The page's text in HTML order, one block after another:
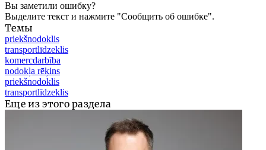
Вы заметили ошибку?
Выделите текст и нажмите "Сообщить об ошибке".
Темы
priekšnodoklis
transportlīdzeklis
komercdarbība
nodokļa rēķins
priekšnodoklis
transportlīdzeklis
Еще из этого раздела